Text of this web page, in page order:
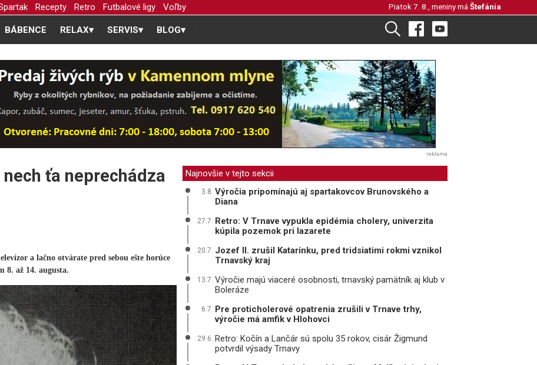
Recepty Retro Futbalové ligy Voľby Piatok 7. 8., meniny má Štefánia
BÁBENCE RELAX▾ SERVIS▾ BLOG▾
reklama
ťa neprechádza
a lačno otvárate pred sebou ešte horúce
8. až 14. augusta.
Najnovšie v tejto sekcii
3.8. Výročia pripomínajú aj spartakovcov Brunovského a
Diana
27.7. Retro: V Trnave vypukla epidémia cholery, univerzita
kúpila pozemok pri lazarete
20.7. Jozef II. zrušil Katarínku, pred tridsiatimi rokmi vznikol
Trnavský kraj
13.7. Výročie majú viaceré osobnosti, trnavský pamätník aj klub v
Boleráze
6.7. Pre proticholerové opatrenia zrušili v Trnave trhy,
výročie má amfik v Hlohovci
29.6. Retro: Kočín a Lančár sú spolu 35 rokov, cisár Žigmund
potvrdil výsady Trnavy